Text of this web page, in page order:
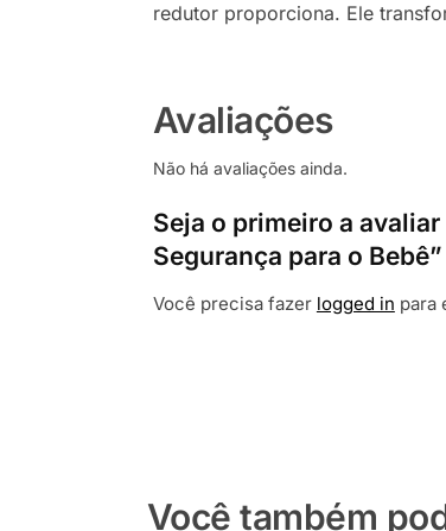
redutor proporciona. Ele
Avaliações
Não há avaliações ainda.
Seja o primeiro a
Segurança para o Bebê”
Você precisa fazer logged in para
Você também